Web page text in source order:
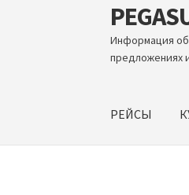
Перейти
к
навигации
Перейти
к
содержимому
Информация об
предложениях
РЕЙСЫ